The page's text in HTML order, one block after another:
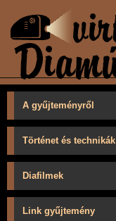
A gyűjteményről
Történet és technikák
Diafilmek
Link gyűjtemény